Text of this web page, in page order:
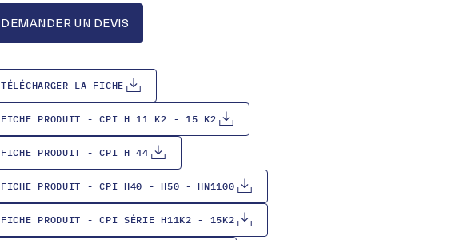
DEMANDER UN DEVIS
TÉLÉCHARGER LA FICHE
FICHE PRODUIT - CPI H 11 K2 - 15 K2
FICHE PRODUIT - CPI H 44
FICHE PRODUIT - CPI H40 - H50 - HN1100
FICHE PRODUIT - CPI SÉRIE H11K2 - 15K2